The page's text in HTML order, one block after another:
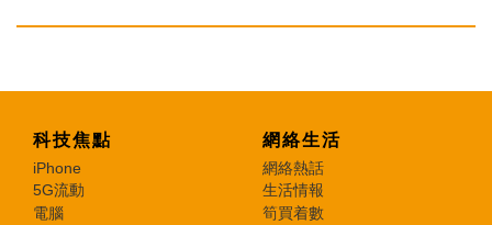
科技焦點
iPhone
5G流動
電腦
網絡生活
網絡熱話
生活情報
筍買着數